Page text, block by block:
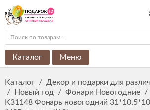
Каталог Меню
Каталог / Декор и подарки для
/
Новый год / Фонари Новогодние /
К31148 Фонарь новогодний